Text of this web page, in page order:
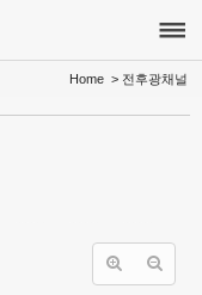
Home > 전후광채널